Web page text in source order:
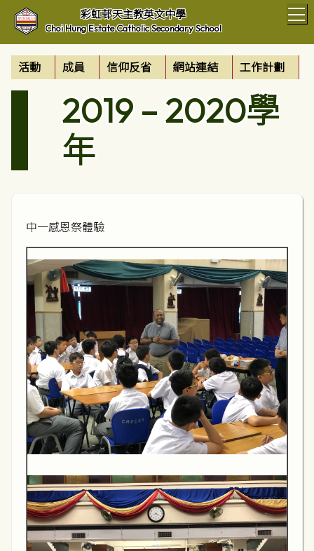
彩虹邨天主教英文中學
Choi Hung Estate Catholic Secondary School
活動 成員 信仰反省 網站連結 工作計劃
2019 – 2020學
年
中一感恩祭體驗